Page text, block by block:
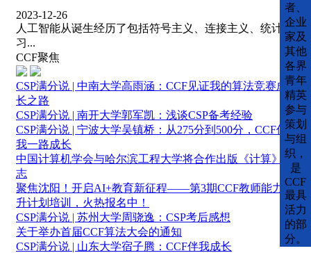
2023-12-26
人工智能从诞生经历了包括符号主义、连接主义、统计学
习...
CCF聚焦
CSP满分说 | 中南大学高雨涵：CCF见证我的算法竞赛成
长之路
CSP满分说 | 南开大学郭军凯：浅谈CSP备考经验
CSP满分说 | 宁波大学吴镇桥：从275分到500分，CCF伴
我一路成长
中国计算机学会与哈尔滨工程大学将合作出版《计算》杂
志
聚焦沈阳！开启AI+教育新征程——第3期CCF教师能力提
升计划培训，火热报名中！
CSP满分说 | 苏州大学周骁逸：CSP考后感想
关于举办首届CCF算法大会的通知
CSP满分说 | 山东大学宿子腾：CCF伴我成长
者、
企业
家及
其他
各界
青年
精英
参与
策划
与组
织，
是
CCF
最具
活力
的部
分。